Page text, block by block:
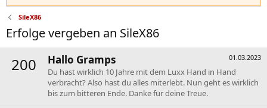
SileX86
Erfolge vergeben an SileX86
200 01.03.2023
Hallo Gramps
Du hast wirklich 10 Jahre mit dem Luxx Hand in Hand
verbracht? Also hast du alles miterlebt. Nun geht es wirklich
bis zum bitteren Ende. Danke für deine Treue.